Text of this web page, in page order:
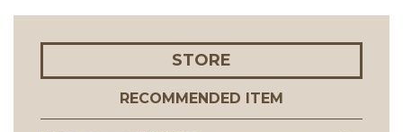
STORE
RECOMMENDED ITEM